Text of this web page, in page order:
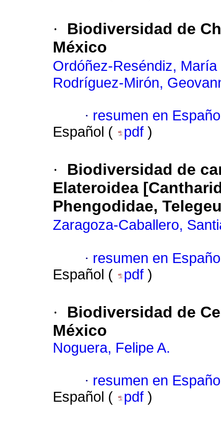
·
Biodiversidad de
México
Ordóñez-Reséndiz, María
Rodríguez-Mirón,
· resumen en
Español (
pdf )
·
Biodiversidad de
Elateroidea
Phengodidae,
Zaragoza-Caballero,
· resumen en
Español (
pdf )
·
Biodiversidad de
México
Noguera, Felipe A.
· resumen en
Español (
pdf )